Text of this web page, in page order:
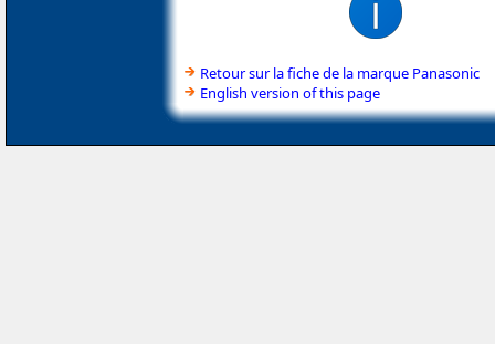
Retour sur la fiche de la marque Panasonic
English version of this page